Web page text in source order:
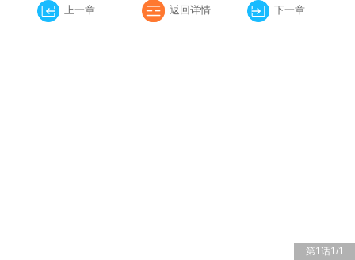
第1话1/1
上一章 返回详情 下一章